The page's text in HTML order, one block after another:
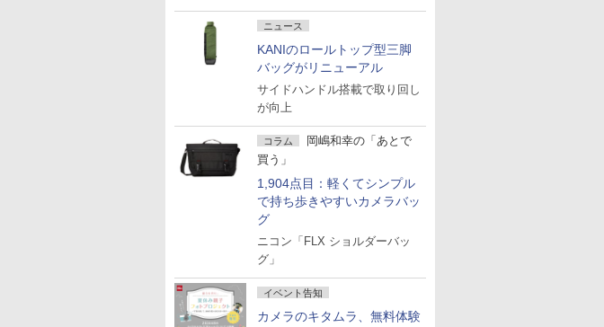
ニュース
KANIのロールトップ型三脚
バッグがリニューアル
サイドハンドル搭載で取り回し
が向上
コラム
岡嶋和幸の「あとで
買う」
1,904点目：軽くてシンプル
で持ち歩きやすいカメラバッ
グ
ニコン「FLX ショルダーバッ
グ」
イベント告知
カメラのキタムラ、無料体験